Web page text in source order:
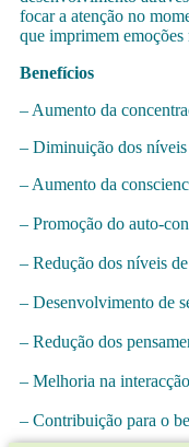
focar a atenção no
que imprimem
Benefícios
– Aumento da
– Diminuição dos níveis
– Aumento da
– Promoção do auto-
– Redução dos níveis
– Desenvolvimento de
– Redução dos
– Melhoria na
– Contribuição para o